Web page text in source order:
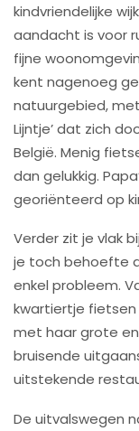
kindvriendelijke
aandacht is voor
fijne
kent nagenoeg
natuurgebied,
Lijntje’ dat zich
België. Menig
dan gelukkig.
georiënteerd op
Verder zit je vlak
je toch behoefte
enkel probleem.
kwartiertje fietsen
met haar grote
bruisende
uitstekende
De uitvalswegen